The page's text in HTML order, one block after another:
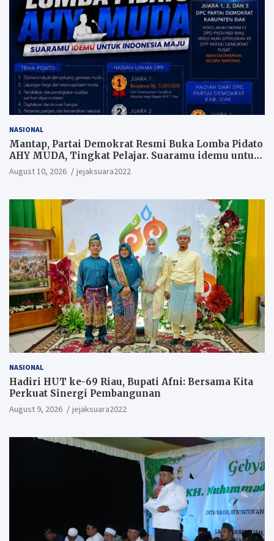
NASIONAL
Mantap, Partai Demokrat Resmi Buka Lomba Pidato
AHY MUDA, Tingkat Pelajar. Suaramu idemu untuk
Indonesia maju
August 10, 2026 jejaksuara2022
NASIONAL
Hadiri HUT ke-69 Riau, Bupati Afni: Bersama Kita
Perkuat Sinergi Pembangunan
August 9, 2026 jejaksuara2022